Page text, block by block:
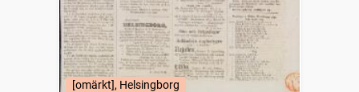
[omärkt], Helsingborg